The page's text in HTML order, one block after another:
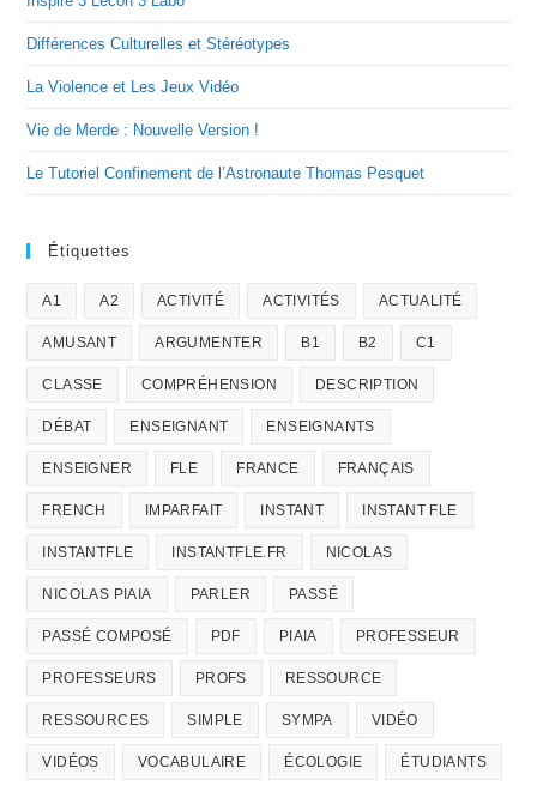
Différences Culturelles et Stéréotypes
La Violence et Les Jeux Vidéo
Vie de Merde : Nouvelle Version !
Le Tutoriel Confinement de l’Astronaute Thomas Pesquet
Étiquettes
A1 A2 ACTIVITÉ ACTIVITÉS ACTUALITÉ
AMUSANT ARGUMENTER B1 B2 C1
CLASSE COMPRÉHENSION DESCRIPTION
DÉBAT ENSEIGNANT ENSEIGNANTS
ENSEIGNER FLE FRANCE FRANÇAIS
FRENCH IMPARFAIT INSTANT INSTANT FLE
INSTANTFLE INSTANTFLE.FR NICOLAS
NICOLAS PIAIA PARLER PASSÉ
PASSÉ COMPOSÉ PDF PIAIA PROFESSEUR
PROFESSEURS PROFS RESSOURCE
RESSOURCES SIMPLE SYMPA VIDÉO
VIDÉOS VOCABULAIRE ÉCOLOGIE ÉTUDIANTS